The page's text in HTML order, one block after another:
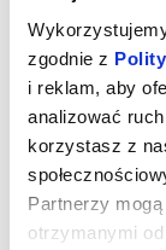
zgodnie z
i reklam, aby
analizować
korzystasz z
Partnerzy
otrzymanymi